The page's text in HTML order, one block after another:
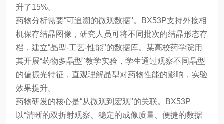
升了15%。
药物分析需要“可追溯的微观数据"。BX53P支持外接相
机保存结晶图像，研究人员可将不同批次的结晶形态存
档，建立“晶型-工艺-性能"的数据库。某高校药学院用
其开展“药物多晶型"教学实验，学生通过观察不同晶型
的偏振光特征，直观理解晶型对药物性能的影响，实验
效果提升。
药物研发的核心是“从微观到宏观"的关联。BX53P
以“清晰的双折射观察、稳定的成像质量、便捷的数据